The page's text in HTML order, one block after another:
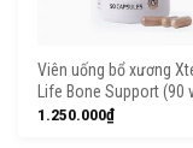
Viên uống bổ xương
Life Bone Support (90
1.250.000₫